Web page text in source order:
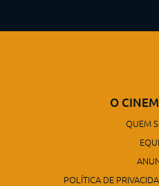
O
QUEM
POLÍTICA DE